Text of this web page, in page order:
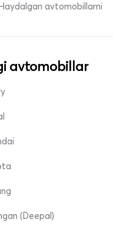
avtomobillarni
avtomobillar
(Deepal)